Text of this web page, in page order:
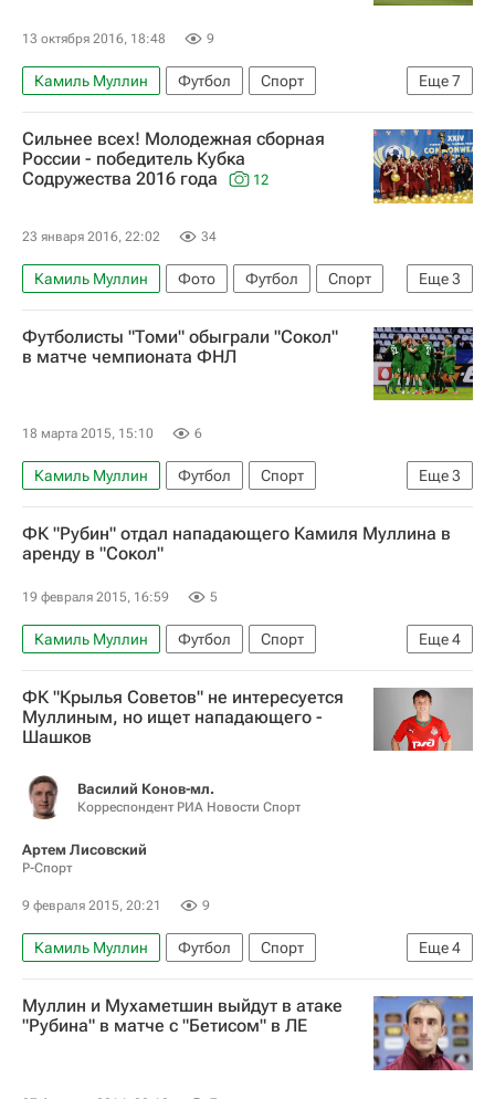
13 октября 2016, 18:48 9
Еще7
Камиль Муллин Футбол
Спорт
Российский футбольный союз (РФС)
Нефтехимик
Локомотив (Москва)
Рубин
Динамо (Тбилиси)
Мордовия
Сильнее всех! Молодежная сборная
России - победитель Кубка
Содружества 2016 года
12
23 января 2016, 22:02 34
Еще3
Камиль Муллин Фото Футбол
Спорт
Кубок Содружества-2016 прошел в Санкт-Петербурге с 17 по 23 января
Кубок Содружества
Россия (до 21 года)
Футболисты "Томи" обыграли "Сокол"
в матче чемпионата ФНЛ
18 марта 2015, 15:10 6
Еще3
Камиль Муллин Футбол
Спорт
Первая лига
Сокол (Саратов) Томь
ФК "Рубин" отдал нападающего Камиля Муллина в
аренду в "Сокол"
19 февраля 2015, 16:59 5
Еще4
Камиль Муллин Футбол
Спорт
РПЛ 2026-2027 (Чемпионат России по футболу)
Первая лига
Сокол (Саратов) Рубин
ФК "Крылья Советов" не интересуется
Муллиным, но ищет нападающего -
Шашков
Василий Конов-мл.
Корреспондент РИА Новости Спорт
Артем Лисовский
Р-Спорт
9 февраля 2015, 20:21 9
Еще4
Камиль Муллин Футбол
Спорт
Виталий Шашков
РПЛ 2026-2027 (Чемпионат России по футболу)
Муллин и Мухаметшин выйдут в атаке
"Рубина" в матче с "Бетисом" в ЛЕ